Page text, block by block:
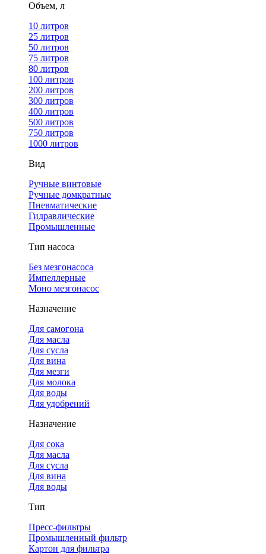
Объем, л
10 литров
25 литров
50 литров
75 литров
80 литров
100 литров
200 литров
300 литров
400 литров
500 литров
750 литров
1000 литров
Вид
Ручные винтовые
Ручные домкратные
Пневматические
Гидравлические
Промышленные
Тип насоса
Без мезгонасоса
Импеллерные
Моно мезгонасос
Назначение
Для самогона
Для масла
Для сусла
Для вина
Для мезги
Для молока
Для воды
Для удобрений
Назначение
Для сока
Для масла
Для сусла
Для вина
Для воды
Тип
Пресс-фильтры
Промышленный фильтр
Картон для фильтра